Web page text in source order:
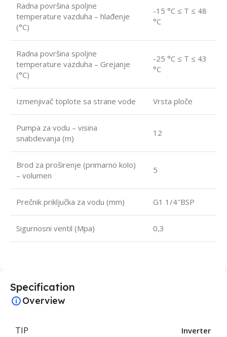
Radna površina spoljne
temperature vazduha – hlađenje
(°C)
-15 °C ≤ T ≤ 48
°C
Radna površina spoljne
temperature vazduha – Grejanje
(°C)
-25 °C ≤ T ≤ 43
°C
Izmenjivač toplote sa strane vode Vrsta ploče
Pumpa za vodu – visina
snabdevanja (m)
12
Brod za proširenje (primarno kolo)
– volumen
5
Prečnik priključka za vodu (mm) G1 1/4″BSP
Sigurnosni ventil (Mpa) 0,3
Specification
Overview
TIP Inverter